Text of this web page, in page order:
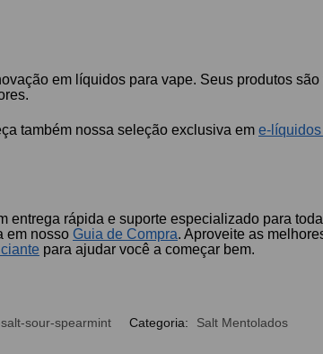
em líquidos para vape. Seus produtos
também nossa seleção exclusiva eme-
entrega rápida e suporte especializado para
em nosso Guia de Compra. Aproveite as
para ajudar você a começar bem.
sour-spearmint Categoria: Salt Mentolados